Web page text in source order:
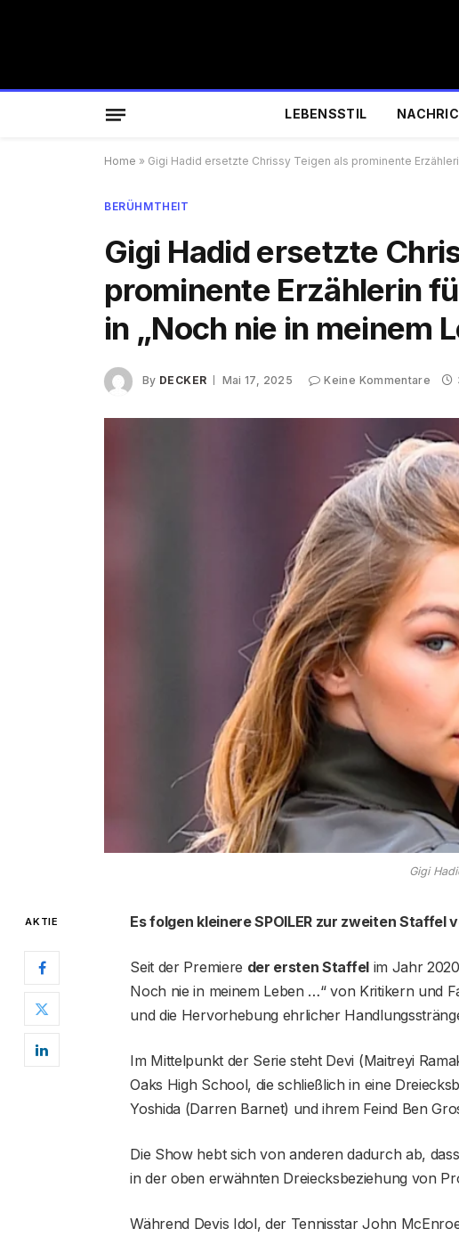
LEBENSSTIL
Home » Gigi Hadid ersetzte Chrissy Teigen als prominente
BERÜHMTHEIT
Gigi Hadid ersetzte
prominente Erzählerin
in „Noch nie in meinem
By DECKER Mai 17, 2025 Keine Kommentare
Gigi
AKTIE Es folgen kleinere SPOILER zur zweiten Staffel
Seit der Premiere der ersten Staffelim Jahr
Noch nie in meinem Leben …“ von Kritikern und
und die Hervorhebung ehrlicher
Im Mittelpunkt der Serie steht Devi (Maitreyi
Oaks High School, die schließlich in eine
Yoshida (Darren Barnet) und ihrem Feind Ben
Die Show hebt sich von anderen dadurch ab,
in der oben erwähnten Dreiecksbeziehung von
Während Devis Idol, der Tennisstar John